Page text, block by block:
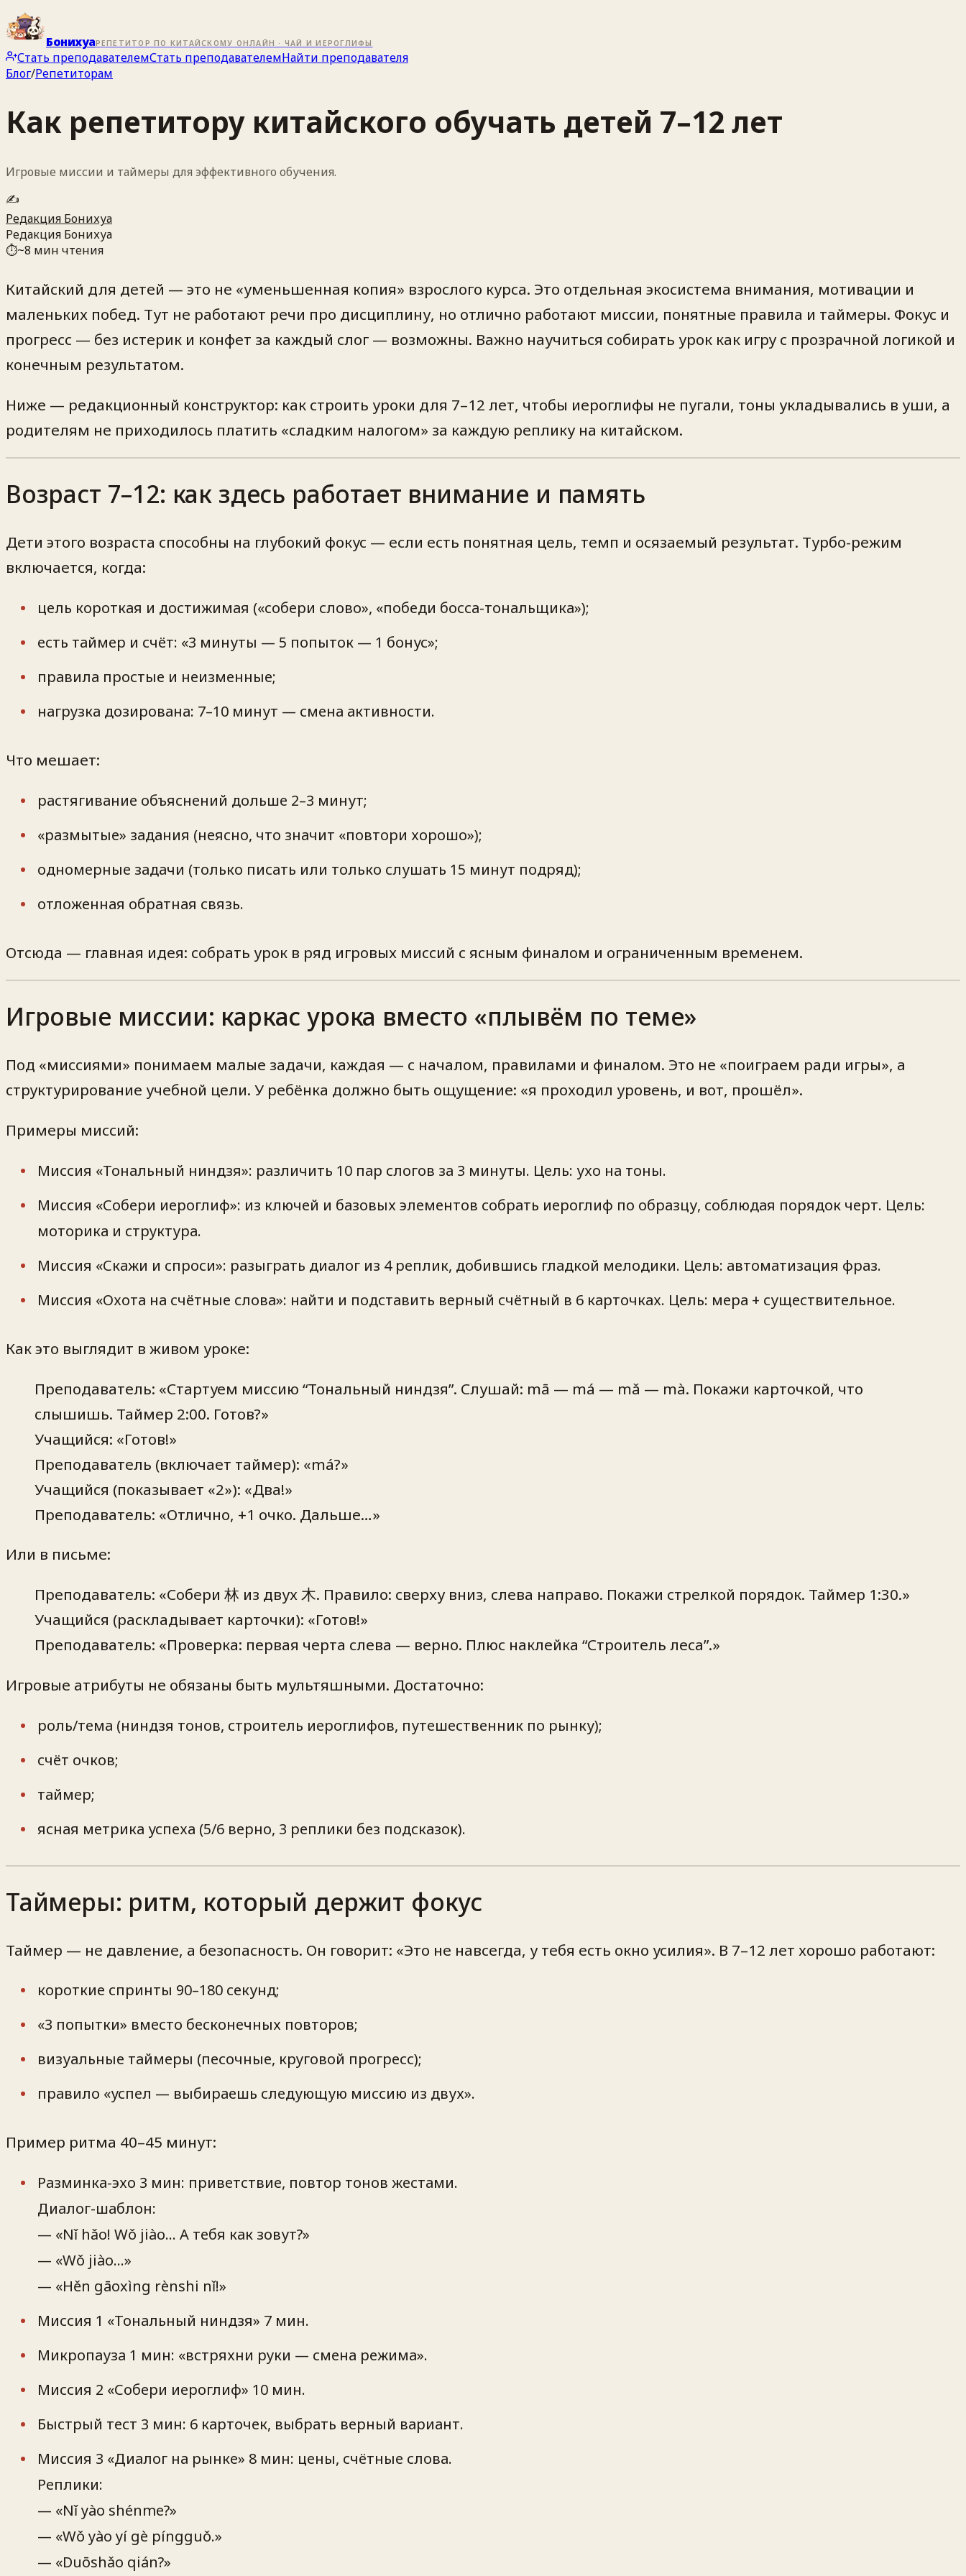
БонихуаРЕПЕТИТОР ПО КИТАЙСКОМУ ОНЛАЙН · ЧАЙ И ИЕРОГЛИФЫ
Стать преподавателемСтать преподавателемНайти преподавателя
Блог/Репетиторам
Как репетитору китайского обучать детей 7–12 лет
Игровые миссии и таймеры для эффективного обучения.
✍️
Редакция Бонихуа
Редакция Бонихуа
⏱~8 мин чтения
Китайский для детей — это не «уменьшенная копия» взрослого курса. Это отдельная экосистема внимания, мотивации и
маленьких побед. Тут не работают речи про дисциплину, но отлично работают миссии, понятные правила и таймеры. Фокус и
прогресс — без истерик и конфет за каждый слог — возможны. Важно научиться собирать урок как игру с прозрачной логикой и
конечным результатом.
Ниже — редакционный конструктор: как строить уроки для 7–12 лет, чтобы иероглифы не пугали, тоны укладывались в уши, а
родителям не приходилось платить «сладким налогом» за каждую реплику на китайском.
Возраст 7–12: как здесь работает внимание и память
Дети этого возраста способны на глубокий фокус — если есть понятная цель, темп и осязаемый результат. Турбо-режим
включается, когда:
цель короткая и достижимая («собери слово», «победи босса-тональщика»);
есть таймер и счёт: «3 минуты — 5 попыток — 1 бонус»;
правила простые и неизменные;
нагрузка дозирована: 7–10 минут — смена активности.
Что мешает:
растягивание объяснений дольше 2–3 минут;
«размытые» задания (неясно, что значит «повтори хорошо»);
одномерные задачи (только писать или только слушать 15 минут подряд);
отложенная обратная связь.
Отсюда — главная идея: собрать урок в ряд игровых миссий с ясным финалом и ограниченным временем.
Игровые миссии: каркас урока вместо «плывём по теме»
Под «миссиями» понимаем малые задачи, каждая — с началом, правилами и финалом. Это не «поиграем ради игры», а
структурирование учебной цели. У ребёнка должно быть ощущение: «я проходил уровень, и вот, прошёл».
Примеры миссий:
Миссия «Тональный ниндзя»: различить 10 пар слогов за 3 минуты. Цель: ухо на тоны.
Миссия «Собери иероглиф»: из ключей и базовых элементов собрать иероглиф по образцу, соблюдая порядок черт. Цель:
моторика и структура.
Миссия «Скажи и спроси»: разыграть диалог из 4 реплик, добившись гладкой мелодики. Цель: автоматизация фраз.
Миссия «Охота на счётные слова»: найти и подставить верный счётный в 6 карточках. Цель: мера + существительное.
Как это выглядит в живом уроке:
Преподаватель: «Стартуем миссию “Тональный ниндзя”. Слушай: mā — má — mǎ — mà. Покажи карточкой, что
слышишь. Таймер 2:00. Готов?»
Учащийся: «Готов!»
Преподаватель (включает таймер): «má?»
Учащийся (показывает «2»): «Два!»
Преподаватель: «Отлично, +1 очко. Дальше…»
Или в письме:
Преподаватель: «Собери 林 из двух 木. Правило: сверху вниз, слева направо. Покажи стрелкой порядок. Таймер 1:30.»
Учащийся (раскладывает карточки): «Готов!»
Преподаватель: «Проверка: первая черта слева — верно. Плюс наклейка “Строитель леса”.»
Игровые атрибуты не обязаны быть мультяшными. Достаточно:
роль/тема (ниндзя тонов, строитель иероглифов, путешественник по рынку);
счёт очков;
таймер;
ясная метрика успеха (5/6 верно, 3 реплики без подсказок).
Таймеры: ритм, который держит фокус
Таймер — не давление, а безопасность. Он говорит: «Это не навсегда, у тебя есть окно усилия». В 7–12 лет хорошо работают:
короткие спринты 90–180 секунд;
«3 попытки» вместо бесконечных повторов;
визуальные таймеры (песочные, круговой прогресс);
правило «успел — выбираешь следующую миссию из двух».
Пример ритма 40–45 минут:
Разминка-эхо 3 мин: приветствие, повтор тонов жестами.
Диалог-шаблон:
— «Nǐ hǎo! Wǒ jiào… А тебя как зовут?»
— «Wǒ jiào…»
— «Hěn gāoxìng rènshi nǐ!»
Миссия 1 «Тональный ниндзя» 7 мин.
Микропаузa 1 мин: «встряхни руки — смена режима».
Миссия 2 «Собери иероглиф» 10 мин.
Быстрый тест 3 мин: 6 карточек, выбрать верный вариант.
Миссия 3 «Диалог на рынке» 8 мин: цены, счётные слова.
Реплики:
— «Nǐ yào shénme?»
— «Wǒ yào yí gè píngguǒ.»
— «Duōshǎo qián?»